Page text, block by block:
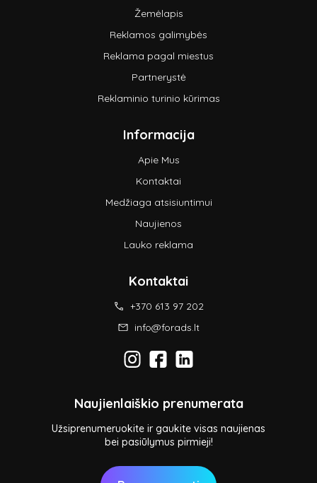
Žemėlapis
Reklamos galimybės
Reklama pagal miestus
Partnerystė
Reklaminio turinio kūrimas
Informacija
Apie Mus
Kontaktai
Medžiaga atsisiuntimui
Naujienos
Lauko reklama
Kontaktai
+370 613 97 202
info@forads.lt
Naujienlaiškio prenumerata
Užsiprenumeruokite ir gaukite visas naujienas
bei pasiūlymus pirmieji!